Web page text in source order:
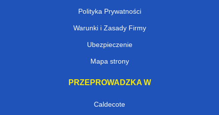
Polityka Prywatności
Warunki i Zasady Firmy
Ubezpieczenie
Mapa strony
PRZEPROWADZKA W
Caldecote